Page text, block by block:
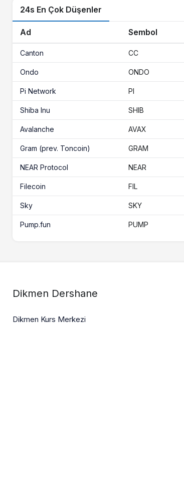
24s En Çok Düşenler
Ad Sembol
Canton CC
Ondo ONDO
Pi Network PI
Shiba Inu SHIB
Avalanche AVAX
Gram (prev. Toncoin) GRAM
NEAR Protocol NEAR
Filecoin FIL
Sky SKY
Pump.fun PUMP
Dikmen Dershane
Dikmen Kurs Merkezi